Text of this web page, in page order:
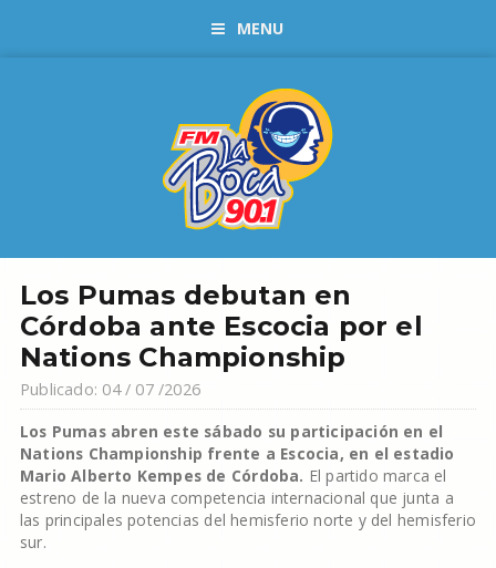
MENU
Los Pumas debutan en
Córdoba ante Escocia por el
Nations Championship
Publicado: 04 / 07 /2026
Los Pumas abren este sábado su participación en el
Nations Championship frente a Escocia, en el estadio
Mario Alberto Kempes de Córdoba. El partido marca el
estreno de la nueva competencia internacional que junta a
las principales potencias del hemisferio norte y del hemisferio
sur.